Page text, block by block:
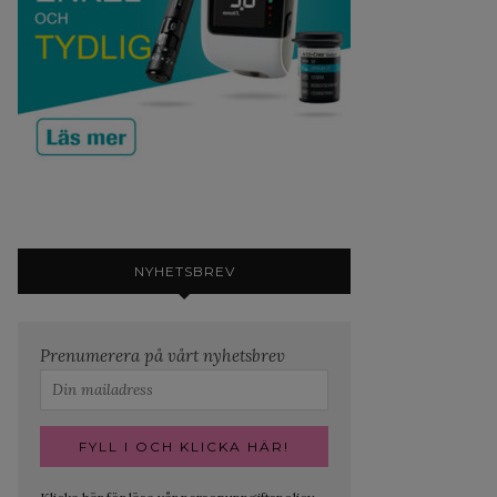
NYHETSBREV
Prenumerera på vårt nyhetsbrev